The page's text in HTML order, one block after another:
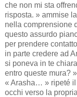
che non mi sta
risposta. » ammise
nella comprensione
questo assurdo
per prendere
in parte credere ad
si poneva in te
entro queste mura? »
« Arasha… » ripeté
occhi verso la